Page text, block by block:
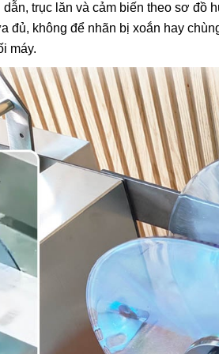
trục lăn và cảm biến theo sơ đồ
đủ, không để nhãn bị xoắn hay
máy.